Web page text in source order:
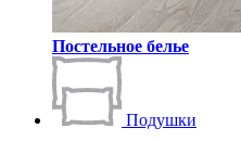
Постельное белье
Подушки